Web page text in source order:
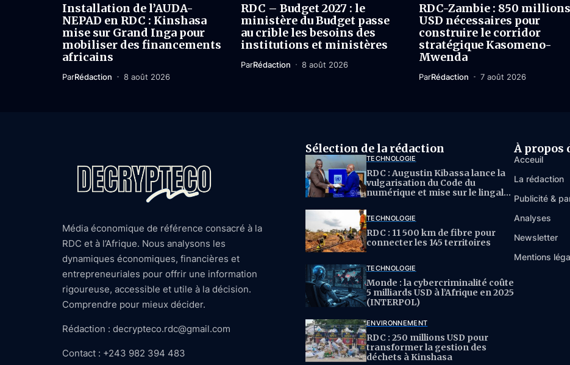
Installation de l’AUDA-
NEPAD en RDC : Kinshasa
mise sur Grand Inga pour
mobiliser des financements
africains
ParRédaction 8 août 2026
RDC – Budget 2027 : le
ministère du Budget passe
au crible les besoins des
institutions et ministères
ParRédaction 8 août 2026
RDC-Zambie : 850 millions
USD nécessaires pour
construire le corridor
stratégique Kasomeno-
Mwenda
ParRédaction 7 août 2026
Média économique de référence consacré à la
RDC et à l’Afrique. Nous analysons les
dynamiques économiques, financières et
entrepreneuriales pour offrir une information
rigoureuse, accessible et utile à la décision.
Comprendre pour mieux décider.
Rédaction : decrypteco.rdc@gmail.com
Contact : +243 982 394 483
Sélection de la rédaction
TECHNOLOGIE
RDC : Augustin Kibassa lance la
vulgarisation du Code du
numérique et mise sur le lingala
TECHNOLOGIE
RDC : 11 500 km de fibre pour
connecter les 145 territoires
TECHNOLOGIE
Monde : la cybercriminalité coûte
5 milliards USD à l’Afrique en 2025
(INTERPOL)
ENVIRONNEMENT
RDC : 250 millions USD pour
transformer la gestion des
déchets à Kinshasa
À propos
Acceuil
La rédaction
Publicité &
Analyses
Newsletter
Mentions